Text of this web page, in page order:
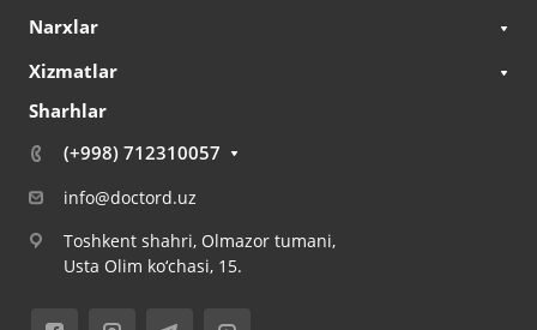
Narxlar
Xizmatlar
Sharhlar
(+998) 712310057
info@doctord.uz
Toshkent shahri, Olmazor tumani,
Usta Olim ko‘chasi, 15.